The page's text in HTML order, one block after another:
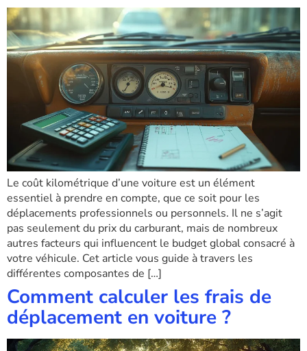
Le coût kilométrique d’une voiture est un élément
essentiel à prendre en compte, que ce soit pour les
déplacements professionnels ou personnels. Il ne s’agit
pas seulement du prix du carburant, mais de nombreux
autres facteurs qui influencent le budget global consacré à
votre véhicule. Cet article vous guide à travers les
différentes composantes de […]
Comment calculer les frais de
déplacement en voiture ?